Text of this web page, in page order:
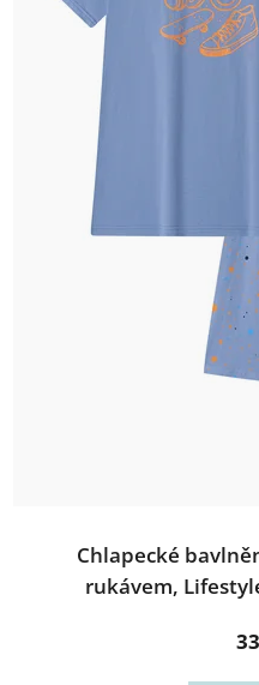
Chlapecké
rukávem,